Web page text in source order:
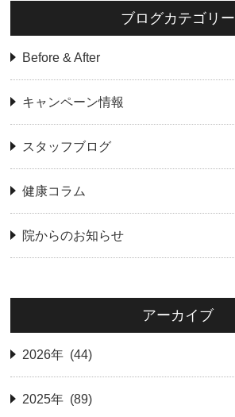
ブログカテゴリー
Before & After
キャンペーン情報
スタッフブログ
健康コラム
院からのお知らせ
アーカイブ
2026年 (44)
2025年 (89)